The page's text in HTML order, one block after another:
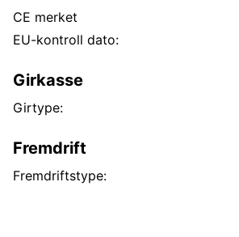
CE merket
EU-kontroll dato:
Girkasse
Girtype:
Fremdrift
Fremdriftstype: